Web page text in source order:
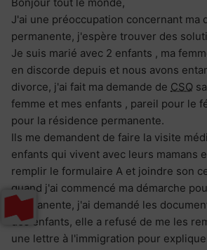
J'ai une préoccupation concernant ma
permanente, j'espère trouver des
Je suis marié avec 2 enfants , ma
en discorde depuis et nous avons
divorce, j'ai fait ma demande de CSQ
femme et mes enfants , pareil pour le
pour la résidence permanente.
Ils me demandent de faire la visite
enfants qui vivent avec leurs mamans
remplir le formulaire A et joindre son
quand j'ai commencé ma démarche
permanente, j'ai demandé les
des enfants, elle a refusé de me les
une lettre à l'immigration pour